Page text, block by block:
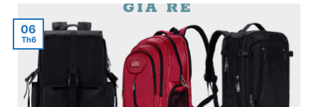
06
Th6